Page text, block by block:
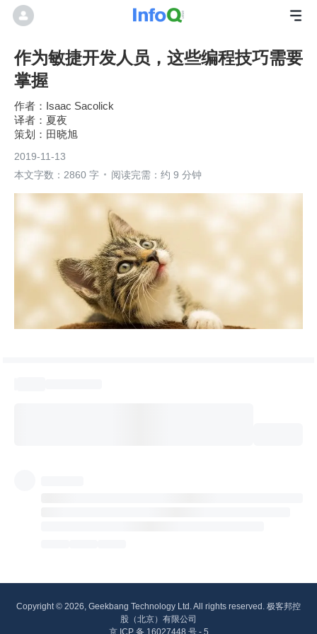
作为敏捷开发人员，这些编程技巧需要
掌握
Isaac Sacolick
夏夜
田晓旭
2019-11-13
本文字数：2860 字
阅读完需：约 9 分钟
Copyright © 2026, Geekbang Technology Ltd. All rights reserved. 极客邦控
股（北京）有限公司
京 ICP 备 16027448 号 - 5